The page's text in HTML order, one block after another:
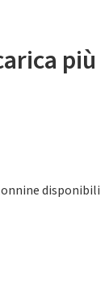
più
disponibili